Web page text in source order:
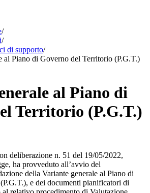
/
/
di supporto/
al Piano di Governo del Territorio (P.G.T.)
al Piano di
Territorio (P.G.T.)
deliberazione n. 51 del 19/05/2022,
ha provveduto all’avvio del
della Variante generale al Piano di
e dei documenti pianificatori di